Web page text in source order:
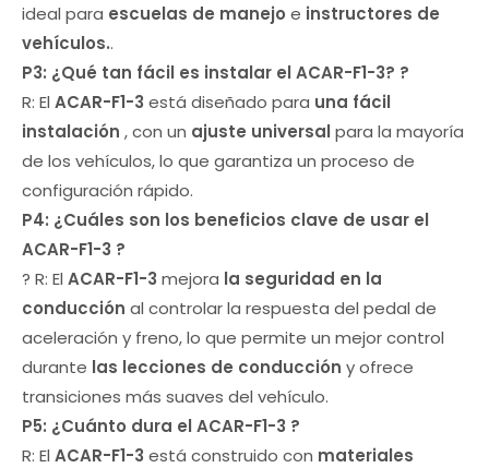
ideal para escuelas de manejo e instructores de
vehículos..
P3: ¿Qué tan fácil es instalar elACAR-F1-3? ?
R: El ACAR-F1-3 está diseñado para una fácil
instalación , con un ajuste universalpara la mayoría
de los vehículos, lo que garantiza un proceso de
configuración rápido.
P4: ¿Cuáles son los beneficios clave de usar el
ACAR-F1-3 ?
? R: El ACAR-F1-3 mejora la seguridad en la
conducción al controlar la respuesta del pedal de
aceleración y freno, lo que permite un mejor control
durante las lecciones de conducción y ofrece
transiciones más suaves del vehículo.
P5: ¿Cuánto dura elACAR-F1-3 ?
R: El ACAR-F1-3 está construido con materiales